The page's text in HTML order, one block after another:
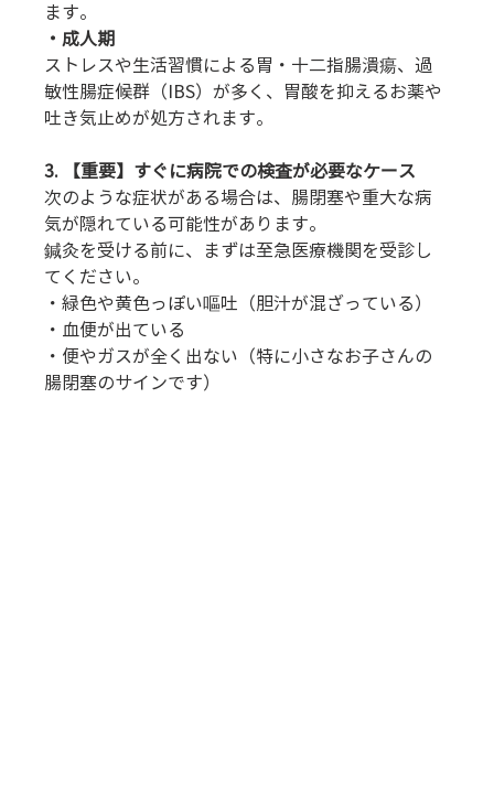
ます。
・成人期
ストレスや生活習慣による胃・十二指腸潰瘍、過
敏性腸症候群（IBS）が多く、胃酸を抑えるお薬や
吐き気止めが処方されます。
3. 【重要】すぐに病院での検査が必要なケース
次のような症状がある場合は、腸閉塞や重大な病
気が隠れている可能性があります。
鍼灸を受ける前に、まずは至急医療機関を受診し
てください。
・緑色や黄色っぽい嘔吐（胆汁が混ざっている）
・血便が出ている
・便やガスが全く出ない（特に小さなお子さんの
腸閉塞のサインです）